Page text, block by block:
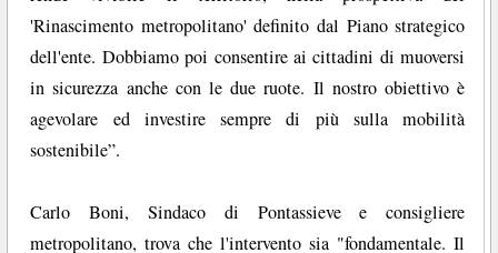
'Rinascimento metropolitano' definito dal Piano strategico
dell'ente. Dobbiamo poi consentire ai cittadini di muoversi
in sicurezza anche con le due ruote. Il nostro obiettivo è
agevolare ed investire sempre di più sulla mobilità
sostenibile”.
Carlo Boni, Sindaco di Pontassieve e consigliere
metropolitano, trova che l'intervento sia "fondamentale. Il